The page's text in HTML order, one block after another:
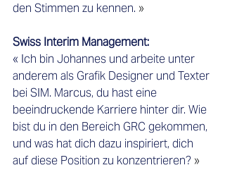
den Stimmen zu kennen. »
Swiss Interim Management:
« Ich bin Johannes und arbeite unter
anderem als Grafik Designer und Texter
bei SIM. Marcus, du hast eine
beeindruckende Karriere hinter dir. Wie
bist du in den Bereich GRC gekommen,
und was hat dich dazu inspiriert, dich
auf diese Position zu konzentrieren? »